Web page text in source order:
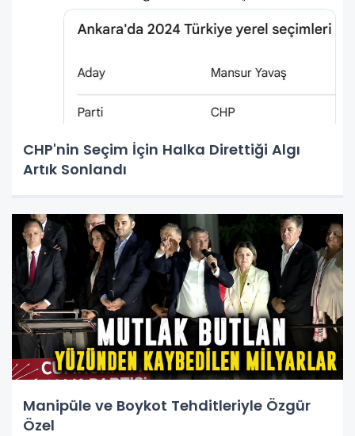
CHP'nin Seçim İçin Halka Direttiği Algı
Artık Sonlandı
Manipüle ve Boykot Tehditleriyle Özgür
Özel